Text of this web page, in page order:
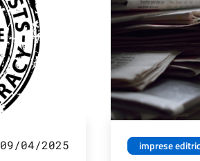
09/04/2025 imprese